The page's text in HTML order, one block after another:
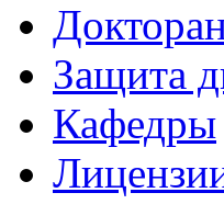
Защита
Кафедры